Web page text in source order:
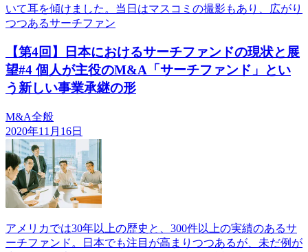
いて耳を傾けました。当日はマスコミの撮影もあり、広がり
つつあるサーチファン
【第4回】日本におけるサーチファンドの現状と展
望#4 個人が主役のM&A「サーチファンド」とい
う新しい事業承継の形
M&A全般
2020年11月16日
アメリカでは30年以上の歴史と、300件以上の実績のあるサ
ーチファンド。日本でも注目が高まりつつあるが、未だ例が